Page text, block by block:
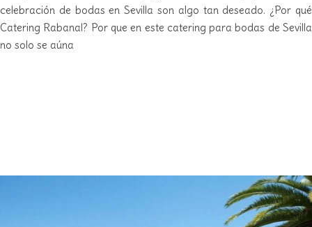
celebración de bodas en Sevilla son algo tan deseado. ¿Por qué
Catering Rabanal? Por que en este catering para bodas de Sevilla
no solo se aúna